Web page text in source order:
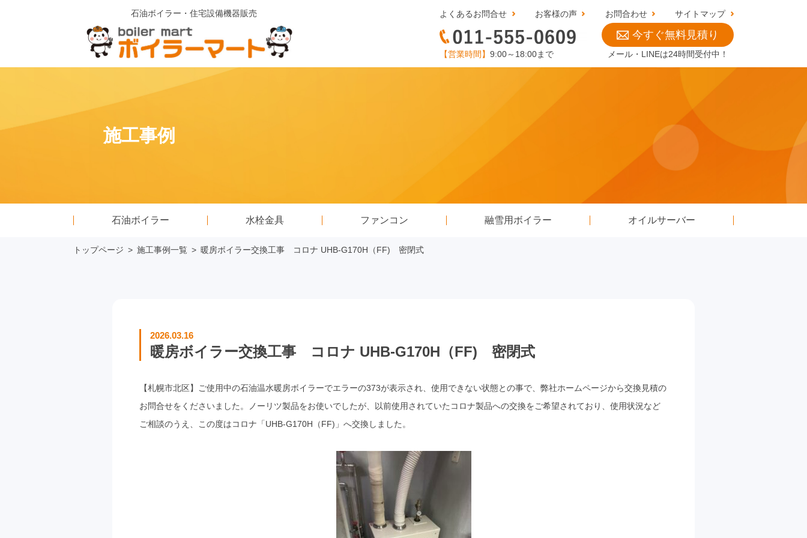
石油ボイラー・住宅設備機器販売 よくあるお問合せ お客様の声 お問合わせ サイトマップ
【営業時間】 9:00～18:00まで
今すぐ無料見積り
メール・LINEは24時間受付中！
施工事例
石油ボイラー 水栓金具 ファンコン 融雪用ボイラー オイルサーバー
トップページ > 施工事例一覧 > 暖房ボイラー交換工事 コロナ UHB-G170H（FF) 密閉式
2026.03.16
暖房ボイラー交換工事 コロナ UHB-G170H（FF) 密閉式
【札幌市北区】ご使用中の石油温水暖房ボイラーでエラーの373が表示され、使用できない状態との事で、弊社ホームページから交換見積の
お問合せをくださいました。ノーリツ製品をお使いでしたが、以前使用されていたコロナ製品への交換をご希望されており、使用状況など
ご相談のうえ、この度はコロナ「UHB-G170H（FF)」へ交換しました。